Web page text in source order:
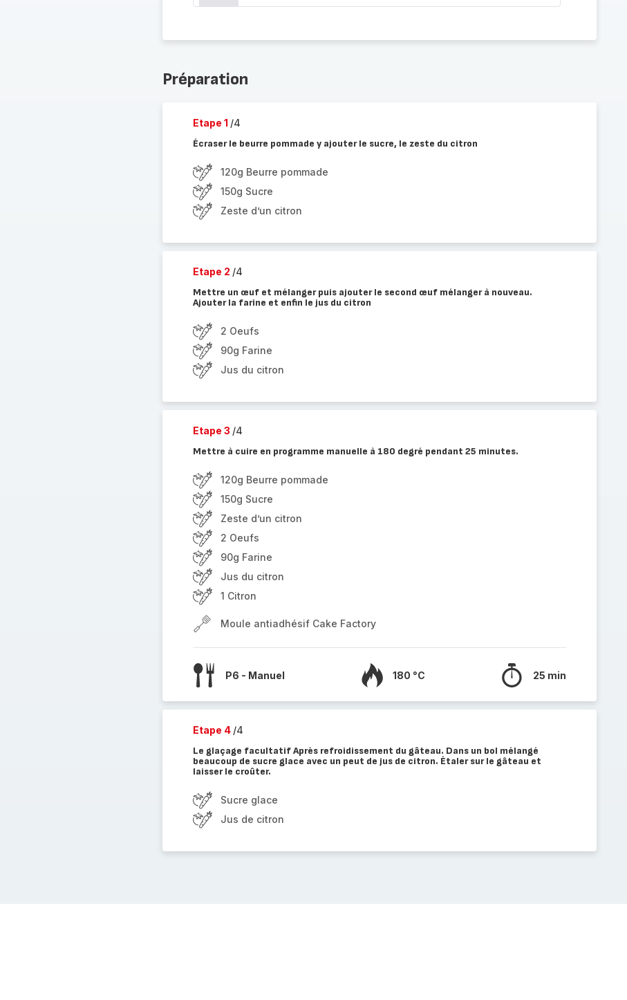
Préparation
Etape 1 /4
Écraser le beurre pommade y ajouter le sucre, le zeste du citron
120g Beurre pommade
150g Sucre
Zeste d’un citron
Etape 2 /4
Mettre un œuf et mélanger puis ajouter le second œuf mélanger à nouveau.
Ajouter la farine et enfin le jus du citron
2 Oeufs
90g Farine
Jus du citron
Etape 3 /4
Mettre à cuire en programme manuelle à 180 degré pendant 25 minutes.
120g Beurre pommade
150g Sucre
Zeste d’un citron
2 Oeufs
90g Farine
Jus du citron
1 Citron
Moule antiadhésif Cake Factory
P6 - Manuel 180 °C 25 min
Etape 4 /4
Le glaçage facultatif Après refroidissement du gâteau. Dans un bol mélangé
beaucoup de sucre glace avec un peut de jus de citron. Étaler sur le gâteau et
laisser le croûter.
Sucre glace
Jus de citron